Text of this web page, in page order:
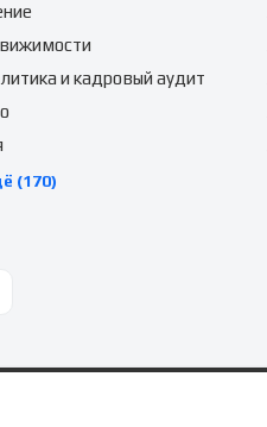
и кадровый аудит
(170)